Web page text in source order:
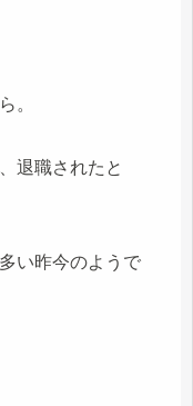
。
退職されたと
い昨今のようで